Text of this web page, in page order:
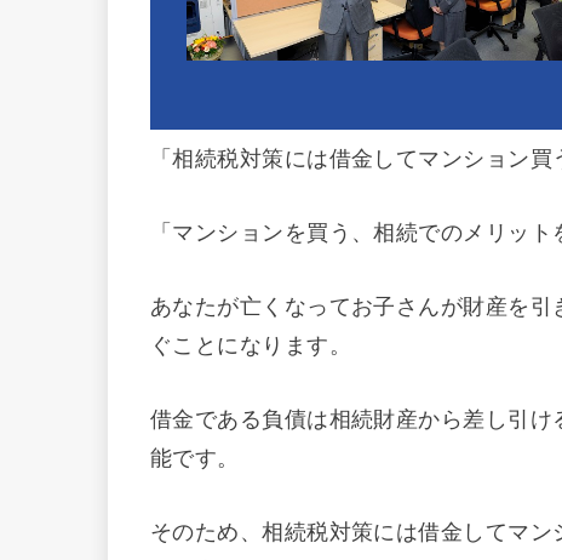
「相続税対策には借金してマンション買
「マンションを買う、相続でのメリット
あなたが亡くなってお子さんが財産を
ぐことになります。
借金である負債は相続財産から差し引
能です。
そのため、相続税対策には借金してマ